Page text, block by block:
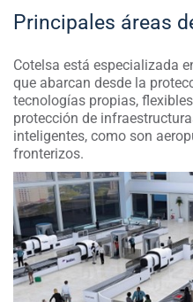
Principales áreas
Cotelsa está especializada
que abarcan desde la
tecnologías propias,
protección de
inteligentes, como son
fronterizos.